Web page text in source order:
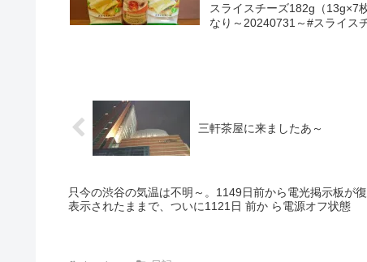
スライスチーズ182g（13g×7
なり～20240731～#スライス
三軒茶屋に来ましたあ～
只今の渋谷の気温は不明～。1149日前から電光掲示板が
表示されたままで、ついに1121日 前か ら電源オフ状態